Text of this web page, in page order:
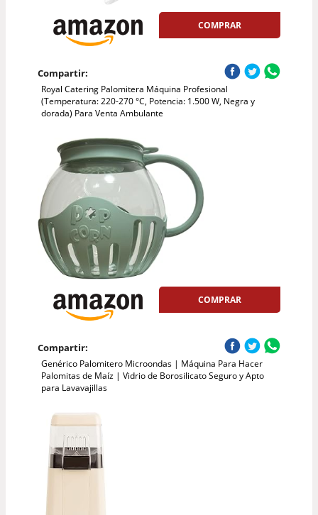
COMPRAR
Compartir:
Royal Catering Palomitera Máquina Profesional
(Temperatura: 220-270 °C, Potencia: 1.500 W, Negra y
dorada) Para Venta Ambulante
COMPRAR
Compartir:
Genérico Palomitero Microondas | Máquina Para Hacer
Palomitas de Maíz | Vidrio de Borosilicato Seguro y Apto
para Lavavajillas